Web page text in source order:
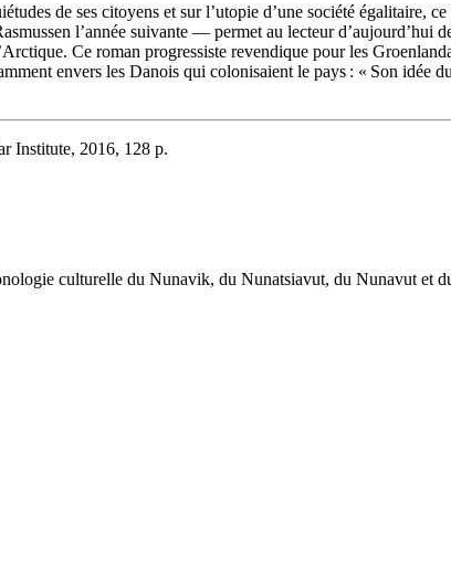
de ses citoyens et sur l’utopie d’une société égalitaire,
l’année suivante — permet au lecteur d’aujourd’hui
Ce roman progressiste revendique pour les
envers les Danois qui colonisaient le pays : « Son idée
Institute, 2016, 128 p.
culturelle du Nunavik, du Nunatsiavut, du Nunavut et